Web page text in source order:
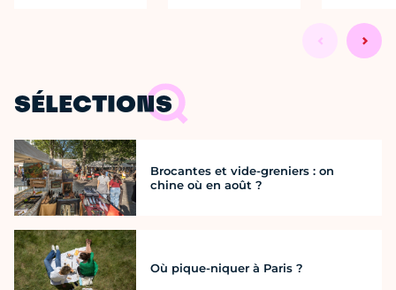
SÉLECTIONS
Brocantes et vide-greniers : on
chine où en août ?
Où pique-niquer à Paris ?